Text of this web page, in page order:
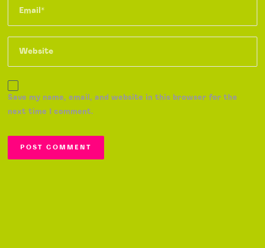
Save my name, email, and website in this browser for the
next time I comment.